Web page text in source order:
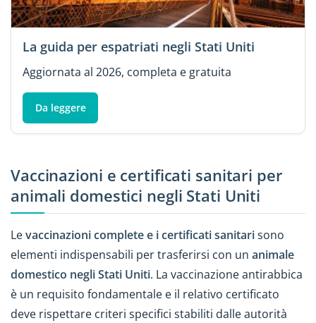
La guida per espatriati negli Stati Uniti
Aggiornata al 2026, completa e gratuita
Da leggere
Vaccinazioni e certificati sanitari per
animali domestici negli Stati Uniti
Levaccinazioni complete e i certificati sanitarisono
elementi indispensabili per trasferirsi con un animale
domestico negli Stati Uniti. La vaccinazione antirabbica
è un requisito fondamentale e il relativo certificato
deve rispettare criteri specifici stabiliti dalle autorità